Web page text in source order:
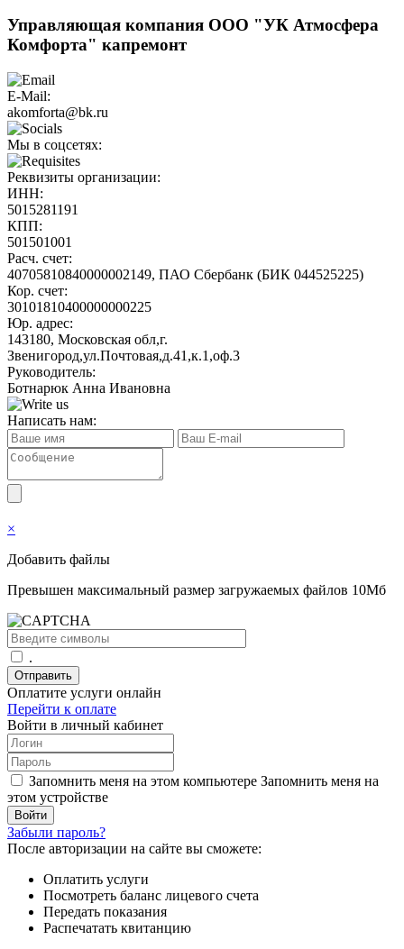
Управляющая компания ООО "УК Атмосфера
Комфорта" капремонт
E-Mail:
akomforta@bk.ru
Мы в соцсетях:
Реквизиты организации:
ИНН:
5015281191
КПП:
501501001
Расч. счет:
40705810840000002149, ПАО Сбербанк (БИК 044525225)
Кор. счет:
30101810400000000225
Юр. адрес:
143180, Московская обл,г.
Звенигород,ул.Почтовая,д.41,к.1,оф.3
Руководитель:
Ботнарюк Анна Ивановна
Написать нам:
×
Добавить файлы
Превышен максимальный размер загружаемых файлов 10Мб
.
Отправить
Оплатите услуги онлайн
Перейти к оплате
Войти в личный кабинет
Запомнить меня на этом компьютере Запомнить меня на
этом устройстве
Забыли пароль?
После авторизации на сайте вы сможете:
Оплатить услуги
Посмотреть баланс лицевого счета
Передать показания
Распечатать квитанцию